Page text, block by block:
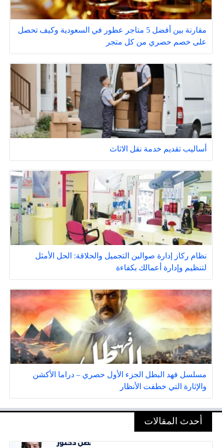
مقارنة بين أفضل 5 متاجر عطور في السعودية وكيف تحصل
على خصم حصري من كل متجر
أساليب تقديم خدمة نقل الاثاث
نظام ركاز إدارة صوالين التجميل والحلاقة: الحل الأمثل
لتنظيم وإدارة أعمالك بكفاءة
مسلسل فهد البطل الجزء الأول حصري – دراما الأكشن
والإثارة التي خطفت الأنظار
أحدث المقالات